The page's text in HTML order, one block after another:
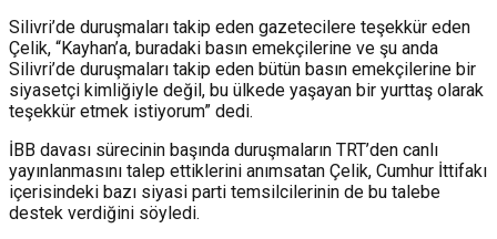
Silivri’de duruşmaları takip eden gazetecilere teşekkür eden
Çelik, “Kayhan’a, buradaki basın emekçilerine ve şu anda
Silivri’de duruşmaları takip eden bütün basın emekçilerine bir
siyasetçi kimliğiyle değil, bu ülkede yaşayan bir yurttaş olarak
teşekkür etmek istiyorum” dedi.
İBB davası sürecinin başında duruşmaların TRT’den canlı
yayınlanmasını talep ettiklerini anımsatan Çelik, Cumhur İttifakı
içerisindeki bazı siyasi parti temsilcilerinin de bu talebe
destek verdiğini söyledi.